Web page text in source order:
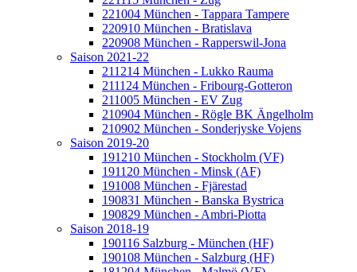
221004 München - Tappara Tampere
220910 München - Bratislava
220908 München - Rapperswil-Jona
Saison 2021-22
211214 München - Lukko Rauma
211124 München - Fribourg-Gotteron
211005 München - EV Zug
210904 München - Rögle BK Ängelholm
210902 München - Sonderjyske Vojens
Saison 2019-20
191210 München - Stockholm (VF)
191120 München - Minsk (AF)
191008 München - Fjärestad
190831 München - Banska Bystrica
190829 München - Ambri-Piotta
Saison 2018-19
190116 Salzburg - München (HF)
190108 München - Salzburg (HF)